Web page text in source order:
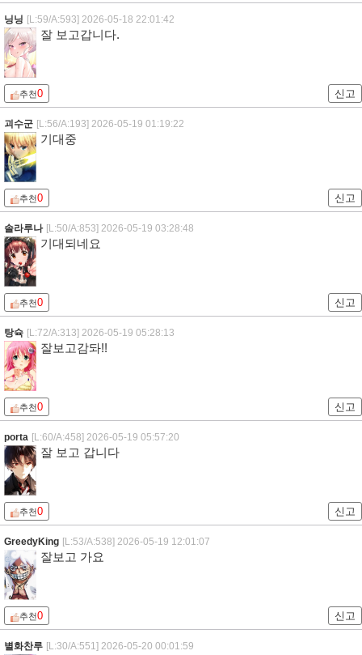
닝닝 [L:59/A:593] 2026-05-18 22:01:42
잘 보고갑니다.
추천0 신고
괴수군 [L:56/A:193] 2026-05-19 01:19:22
기대중
추천0 신고
솔라루나 [L:50/A:853] 2026-05-19 03:28:48
기대되네요
추천0 신고
탕슉 [L:72/A:313] 2026-05-19 05:28:13
잘보고감돠!!
추천0 신고
porta [L:60/A:458] 2026-05-19 05:57:20
잘 보고 갑니다
추천0 신고
GreedyKing [L:53/A:538] 2026-05-19 12:01:07
잘보고 가요
추천0 신고
별화찬루 [L:30/A:551] 2026-05-20 00:01:59